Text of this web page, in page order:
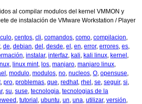
al compilar modulos del kernel VMMON y
de instalación de VMware Workstation / Player
centos cli comandos como compilacion
, de debian del desde el en error, errores es
instalar, interfaz kali kali linux kernel
linux mint, los manjaro manjaro linux
modulo modulos no nucleos O opensuse
, pro problemas que redhat, rhel se seguir, si
, su suse tecnologia tecnologias de la
tutorial ubuntu un una utilizar, versión